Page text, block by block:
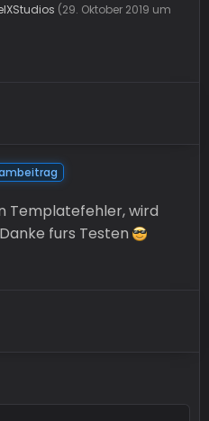
(29. Oktober 2019 um
Templatefehler, wird
furs Testen